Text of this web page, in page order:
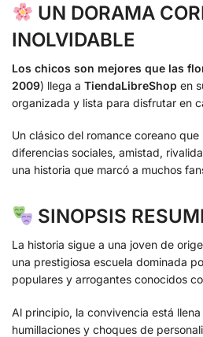
UN DORAMA
INOLVIDABLE
Los chicos son mejores que las
2009) llega a TiendaLibreShop en
organizada y lista para disfrutar en
Un clásico del romance coreano
diferencias sociales, amistad,
una historia que marcó a muchos
SINOPSIS
La historia sigue a una joven de
una prestigiosa escuela dominada
populares y arrogantes conocidos
Al principio, la convivencia está
humillaciones y choques de